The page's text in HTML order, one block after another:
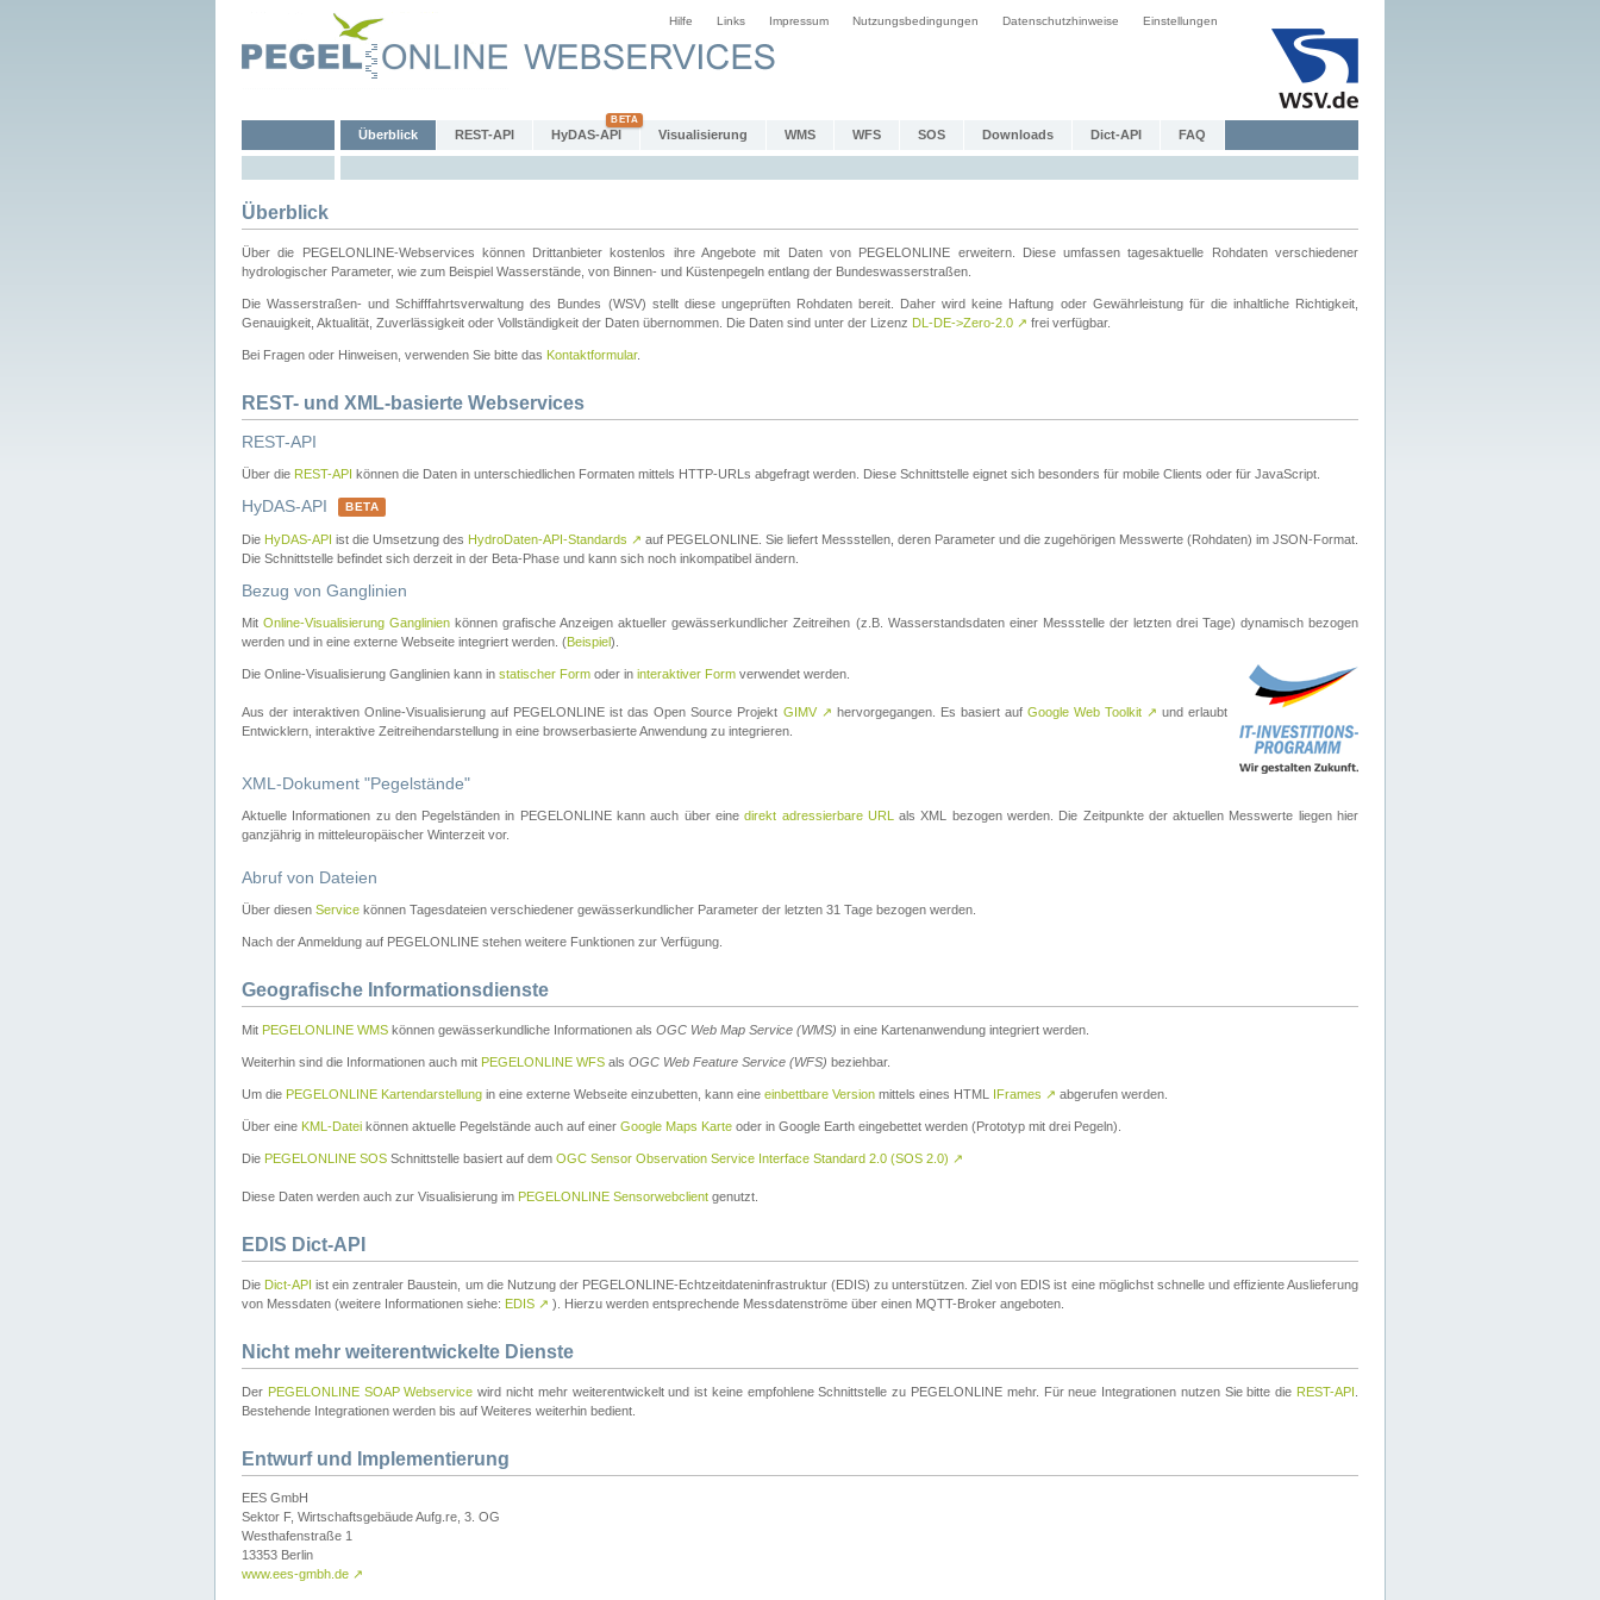
Hilfe Links Impressum Nutzungsbedingungen Datenschutzhinweise Einstellungen
Überblick REST-API HyDAS-API Visualisierung WMS WFS SOS Downloads Dict-API FAQ
Überblick
Über die PEGELONLINE-Webservices können Drittanbieter kostenlos ihre Angebote mit Daten von PEGELONLINE erweitern. Diese umfassen tagesaktuelle Rohdaten verschiedener
hydrologischer Parameter, wie zum Beispiel Wasserstände, von Binnen- und Küstenpegeln entlang der Bundeswasserstraßen.
Die Wasserstraßen- und Schifffahrtsverwaltung des Bundes (WSV) stellt diese ungeprüften Rohdaten bereit. Daher wird keine Haftung oder Gewährleistung für die inhaltliche Richtigkeit,
Genauigkeit, Aktualität, Zuverlässigkeit oder Vollständigkeit der Daten übernommen. Die Daten sind unter der Lizenz DL-DE->Zero-2.0 ↗ frei verfügbar.
Bei Fragen oder Hinweisen, verwenden Sie bitte das Kontaktformular.
REST- und XML-basierte Webservices
REST-API
Über die REST-API können die Daten in unterschiedlichen Formaten mittels HTTP-URLs abgefragt werden. Diese Schnittstelle eignet sich besonders für mobile Clients oder für JavaScript.
HyDAS-API BETA
Die HyDAS-API ist die Umsetzung des HydroDaten-API-Standards ↗ auf PEGELONLINE. Sie liefert Messstellen, deren Parameter und die zugehörigen Messwerte (Rohdaten) im JSON-Format.
Die Schnittstelle befindet sich derzeit in der Beta-Phase und kann sich noch inkompatibel ändern.
Bezug von Ganglinien
MitOnline-Visualisierung Ganglinien können grafische Anzeigen aktueller gewässerkundlicher Zeitreihen (z.B. Wasserstandsdaten einer Messstelle der letzten drei Tage) dynamisch bezogen
werden und in eine externe Webseite integriert werden. (Beispiel).
Die Online-Visualisierung Ganglinien kann in statischer Form oder in interaktiver Form verwendet werden.
Aus der interaktiven Online-Visualisierung auf PEGELONLINE ist das Open Source Projekt GIMV ↗ hervorgegangen. Es basiert auf Google Web Toolkit ↗ und erlaubt
Entwicklern, interaktive Zeitreihendarstellung in eine browserbasierte Anwendung zu integrieren.
XML-Dokument "Pegelstände"
Aktuelle Informationen zu den Pegelständen in PEGELONLINE kann auch über einedirekt adressierbare URL
als XML bezogen werden. Die Zeitpunkte der aktuellen Messwerte liegen hier
ganzjährig in mitteleuropäischer Winterzeit vor.
Abruf von Dateien
Über diesen Service können Tagesdateien verschiedener gewässerkundlicher Parameter der letzten 31 Tage bezogen werden.
Nach der Anmeldung auf PEGELONLINE stehen weitere Funktionen zur Verfügung.
Geografische Informationsdienste
Mit PEGELONLINE WMS können gewässerkundliche Informationen als OGC Web Map Service (WMS) in eine Kartenanwendung integriert werden.
Weiterhin sind die Informationen auch mit PEGELONLINE WFS als OGC Web Feature Service (WFS) beziehbar.
Um die PEGELONLINE Kartendarstellung in eine externe Webseite einzubetten, kann eine einbettbare Version mittels eines HTML IFrames ↗ abgerufen werden.
Über eine KML-Datei können aktuelle Pegelstände auch auf einer Google Maps Karte oder in Google Earth eingebettet werden (Prototyp mit drei Pegeln).
Die PEGELONLINE SOS Schnittstelle basiert auf dem OGC Sensor Observation Service Interface Standard 2.0 (SOS 2.0) ↗
Diese Daten werden auch zur Visualisierung im PEGELONLINE Sensorwebclient genutzt.
EDIS Dict-API
Die Dict-API ist ein zentraler Baustein, um die Nutzung der PEGELONLINE-Echtzeitdateninfrastruktur (EDIS) zu unterstützen. Ziel von EDIS ist eine möglichst schnelle und effiziente Auslieferung
von Messdaten (weitere Informationen siehe: EDIS ↗ ). Hierzu werden entsprechende Messdatenströme über einen MQTT-Broker angeboten.
Nicht mehr weiterentwickelte Dienste
Der PEGELONLINE SOAP Webservice wird nicht mehr weiterentwickelt und ist keine empfohlene Schnittstelle zu PEGELONLINE mehr. Für neue Integrationen nutzen Sie bitte die REST-API
Bestehende Integrationen werden bis auf Weiteres weiterhin bedient.
Entwurf und Implementierung
EES GmbH
Sektor F, Wirtschaftsgebäude Aufg.re, 3. OG
Westhafenstraße 1
13353 Berlin
www.ees-gmbh.de ↗